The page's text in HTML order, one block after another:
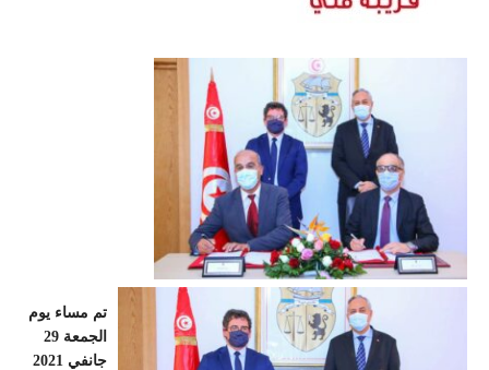
تم مساء يوم
الجمعة 29
جانفي 2021